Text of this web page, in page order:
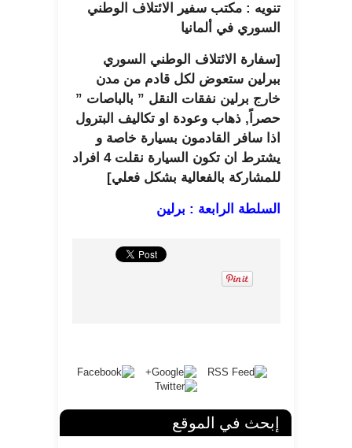
تنويه : مكتب سفير الائتلاف الوطني
السوري في ألمانيا
[سفارة الائتلاف الوطني السوري
ببرلين ستعوض لكل قادم من مدن
خارج برلين نفقات النقل ” بالباصات ”
حصراً, ذهاب وعودة او تكاليف البترول
اذا سافر القادمون بسيارة خاصة و
يشترط ان تكون السيارة نقلت 4 افراد
للمشاركة بالفعالية بشكل فعلي]
السلطة الرابعة : برلين
إبحث في الموقع